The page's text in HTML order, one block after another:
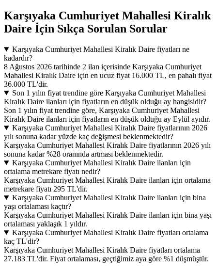
Karşıyaka Cumhuriyet Mahallesi Kiralık
Daire İçin Sıkça Sorulan Sorular
Karşıyaka Cumhuriyet Mahallesi Kiralık Daire fiyatları ne
kadardır?
8 Ağustos 2026 tarihinde 2 ilan içerisinde Karşıyaka Cumhuriyet
Mahallesi Kiralık Daire için en ucuz fiyat 16.000 TL, en pahalı fiyat
36.000 TL'dir.
Son 1 yılın fiyat trendine göre Karşıyaka Cumhuriyet Mahallesi
Kiralık Daire ilanları için fiyatların en düşük olduğu ay hangisidir?
Son 1 yılın fiyat trendine göre, Karşıyaka Cumhuriyet Mahallesi
Kiralık Daire ilanları için fiyatların en düşük olduğu ay Eylül ayıdır.
Karşıyaka Cumhuriyet Mahallesi Kiralık Daire fiyatlarının 2026
yılı sonuna kadar yüzde kaç değişmesi beklenmektedir?
Karşıyaka Cumhuriyet Mahallesi Kiralık Daire fiyatlarının 2026 yılı
sonuna kadar %28 oranında artması beklenmektedir.
Karşıyaka Cumhuriyet Mahallesi Kiralık Daire ilanları için
ortalama metrekare fiyatı nedir?
Karşıyaka Cumhuriyet Mahallesi Kiralık Daire ilanları için ortalama
metrekare fiyatı 295 TL'dir.
Karşıyaka Cumhuriyet Mahallesi Kiralık Daire ilanları için bina
yaşı ortalaması kaçtır?
Karşıyaka Cumhuriyet Mahallesi Kiralık Daire ilanları için bina yaşı
ortalaması yaklaşık 1 yıldır.
Karşıyaka Cumhuriyet Mahallesi Kiralık Daire fiyatları ortalama
kaç TL'dir?
Karşıyaka Cumhuriyet Mahallesi Kiralık Daire fiyatları ortalama
27.183 TL'dir. Fiyat ortalaması, geçtiğimiz aya göre %1 düşmüştür.